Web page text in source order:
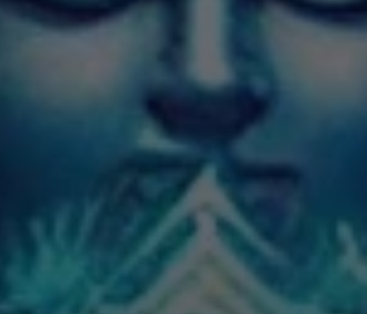
ఉన్నప్పటికీ, అటువంటి గ్రామ ఆలయాలు తరచుగా వారి
చేష్టా విధానాలను సంరక్షించి, నివాసులను వారి సంపద
అत్యవసర పాత్రను ఉదాహరణ చేస్తుంది.
DISCOVER HERITAGE